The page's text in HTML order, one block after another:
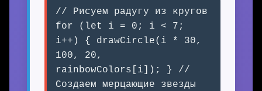
// Рисуем радугу из кругов
for (let i = 0; i < 7;
i++) { drawCircle(i * 30,
100, 20,
rainbowColors[i]); } //
Создаем мерцающие звезды